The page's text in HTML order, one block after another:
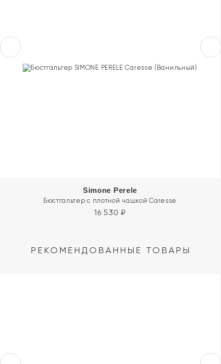
Simone Perele
Бюстгальтер с плотной чашкой Caresse
16 530 ₽
РЕКОМЕНДОВАННЫЕ ТОВАРЫ